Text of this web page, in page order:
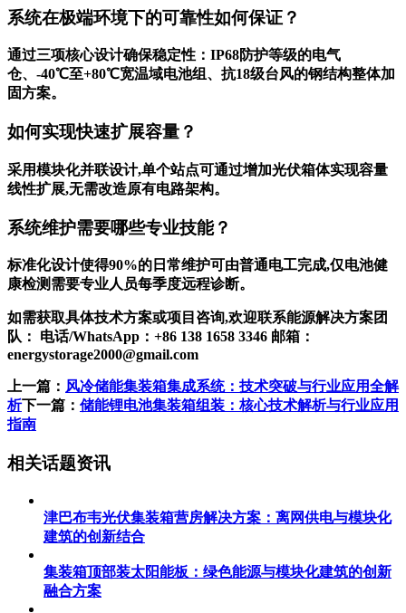
系统在极端环境下的可靠性如何保证？
通过三项核心设计确保稳定性：IP68防护等级的电气
仓、-40℃至+80℃宽温域电池组、抗18级台风的钢结构整体加
固方案。
如何实现快速扩展容量？
采用模块化并联设计,单个站点可通过增加光伏箱体实现容量
线性扩展,无需改造原有电路架构。
系统维护需要哪些专业技能？
标准化设计使得90%的日常维护可由普通电工完成,仅电池健
康检测需要专业人员每季度远程诊断。
如需获取具体技术方案或项目咨询,欢迎联系能源解决方案团
队： 电话/WhatsApp：+86 138 1658 3346 邮箱：
energystorage2000@gmail.com
上一篇： 风冷储能集装箱集成系统：技术突破与行业应用全解
析下一篇： 储能锂电池集装箱组装：核心技术解析与行业应用
指南
相关话题资讯
津巴布韦光伏集装箱营房解决方案：离网供电与模块化
建筑的创新结合
集装箱顶部装太阳能板：绿色能源与模块化建筑的创新
融合方案